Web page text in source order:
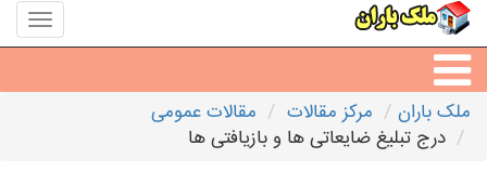
منوی
باران
مشاورین املاک
ملک باران مرکز مقالات
مقالات عمومی
درج تبلیغ ضایعاتی ها و بازیافتی ها